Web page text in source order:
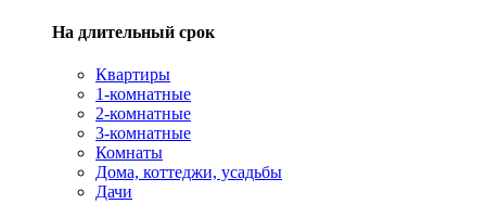
На длительный срок
Квартиры
1-комнатные
2-комнатные
3-комнатные
Комнаты
Дома, коттеджи, усадьбы
Дачи